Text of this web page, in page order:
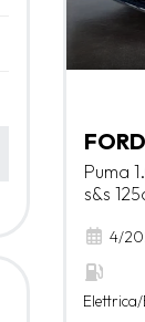
Puma
s&s
4/